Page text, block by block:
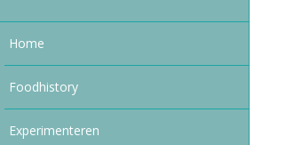
Home
Foodhistory
Experimenteren